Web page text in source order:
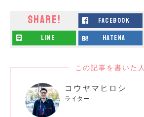
SHARE! facebook
line hatena
この記事を書いた人
コウヤマヒロシ
ライター